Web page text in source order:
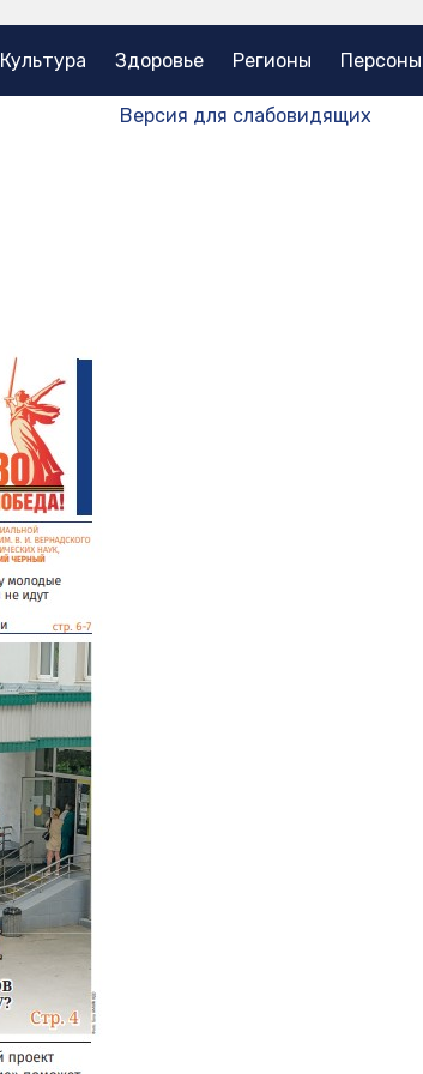
Культура Здоровье Регионы Персоны
Версия для слабовидящих